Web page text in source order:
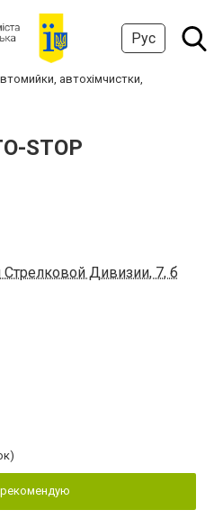
Рус
автохімчистки,
STOP
Дивизии, 7, б